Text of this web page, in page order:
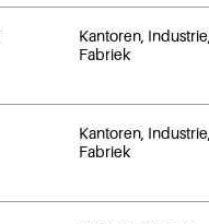
Kantoren, Industrie,
Fabriek
Kantoren, Industrie,
Fabriek